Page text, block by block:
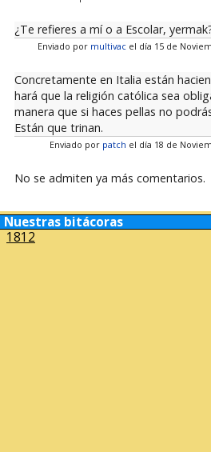
¿Te refieres a mí o a Escolar,
Enviado por multivacel día 15 de
Concretamente en Italia están
hará que la religión católica sea
manera que si haces pellas no
Están que trinan.
Enviado por patch el día 18 de
No se admiten ya más comentarios.
Nuestras bitácoras
1812